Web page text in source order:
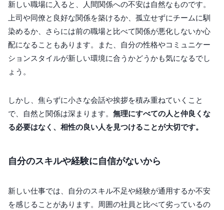
新しい職場に入ると、人間関係への不安は自然なものです。
上司や同僚と良好な関係を築けるか、孤立せずにチームに馴
染めるか、さらには前の職場と比べて関係が悪化しないか心
配になることもあります。また、自分の性格やコミュニケー
ションスタイルが新しい環境に合うかどうかも気になるでし
ょう。
しかし、焦らずに小さな会話や挨拶を積み重ねていくこと
で、自然と関係は深まります。 無理にすべての人と仲良くな
る必要はなく、相性の良い人を見つけることが大切です。
自分のスキルや経験に自信がないから
新しい仕事では、自分のスキル不足や経験が通用するか不安
を感じることがあります。周囲の社員と比べて劣っているの